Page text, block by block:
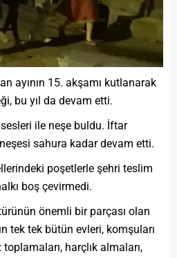
ayının 15. akşamı kutlanarak
bu yıl da devam etti.
ile neşe buldu. İftar
sahura kadar devam etti.
poşetlerle şehri teslim
boş çevirmedi.
önemli bir parçası olan
tek tek bütün evleri, komşuları
harçlık almaları,